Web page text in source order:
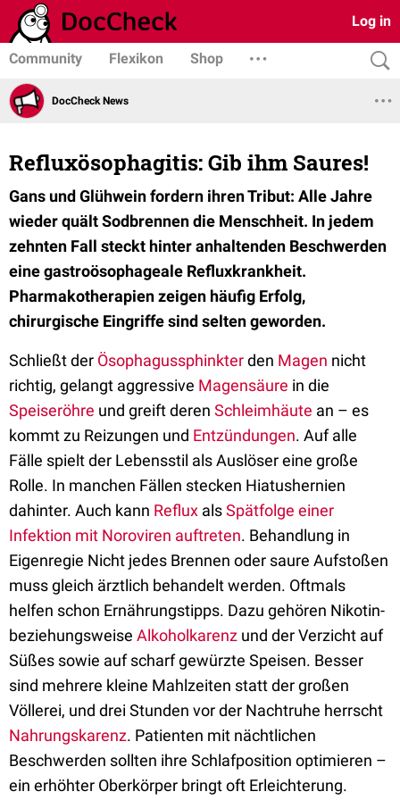
Log in
Community Flexikon Shop
DocCheck News
Refluxösophagitis: Gib ihm Saures!
Gans und Glühwein fordern ihren Tribut: Alle Jahre
wieder quält Sodbrennen die Menschheit. In jedem
zehnten Fall steckt hinter anhaltenden Beschwerden
eine gastroösophageale Refluxkrankheit.
Pharmakotherapien zeigen häufig Erfolg,
chirurgische Eingriffe sind selten geworden.
Schließt der Ösophagussphinkterden Magen nicht
richtig, gelangt aggressive Magensäure in die
Speiseröhre und greift deren Schleimhäute an – es
kommt zu Reizungen und Entzündungen. Auf alle
Fälle spielt der Lebensstil als Auslöser eine große
Rolle. In manchen Fällen stecken Hiatushernien
dahinter. Auch kann Reflux alsSpätfolge einer
Infektion mit Noroviren auftreten. Behandlung in
Eigenregie Nicht jedes Brennen oder saure Aufstoßen
muss gleich ärztlich behandelt werden. Oftmals
helfen schon Ernährungstipps. Dazu gehören Nikotin-
beziehungsweise Alkoholkarenz und der Verzicht auf
Süßes sowie auf scharf gewürzte Speisen. Besser
sind mehrere kleine Mahlzeiten statt der großen
Völlerei, und drei Stunden vor der Nachtruhe herrscht
Nahrungskarenz. Patienten mit nächtlichen
Beschwerden sollten ihre Schlafposition optimieren –
ein erhöhter Oberkörper bringt oft Erleichterung.